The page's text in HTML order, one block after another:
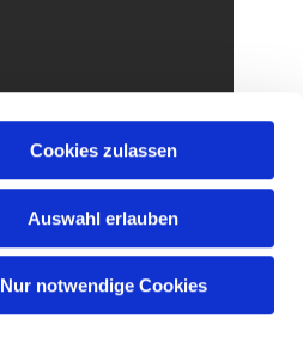
Cookies zulassen
Auswahl erlauben
Nur notwendige Cookies